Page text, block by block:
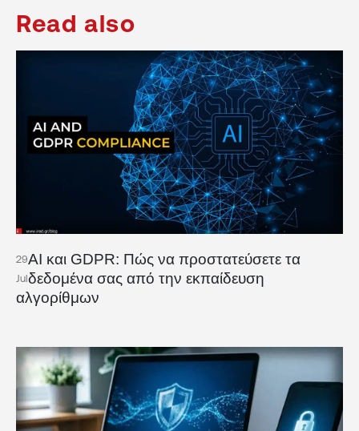
Read also
29
Jul
AI και GDPR: Πώς να προστατεύσετε τα
δεδομένα σας από την εκπαίδευση
αλγορίθμων